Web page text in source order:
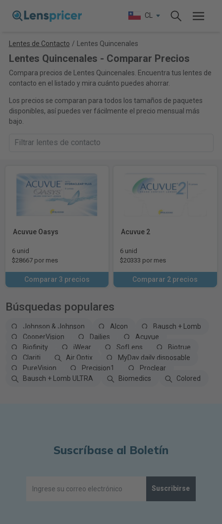
CL
Lentes de Contacto / Lentes Quincenales
Lentes Quincenales - Comparar Precios
Compara precios de Lentes Quincenales. Encuentra tus lentes de
contacto en el listado y mira cuánto puedes ahorrar.
Los precios se comparan para todos los tamaños de paquetes
disponibles, así puedes ver fácilmente el precio mensual más
bajo.
Acuvue Oasys
6 unid
$28667 por mes
Comparar 3 precios
Acuvue 2
6 unid
$20333 por mes
Comparar 2 precios
Búsquedas populares
Johnson & Johnson Alcon
Bausch + Lomb
CooperVision
Dailies
Acuvue
Biofinity
iWear SofLens
Biotrue
Clariti
Air Optix
MyDay daily disposable
PureVision
Precision1
Proclear
Bausch + Lomb ULTRA
Biomedics Colored
Suscríbase al Boletín
Suscribirse